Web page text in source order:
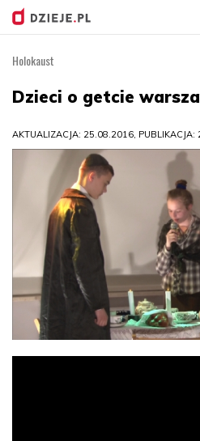
Holokaust
Dzieci o getcie
AKTUALIZACJA: 25.08.2016,